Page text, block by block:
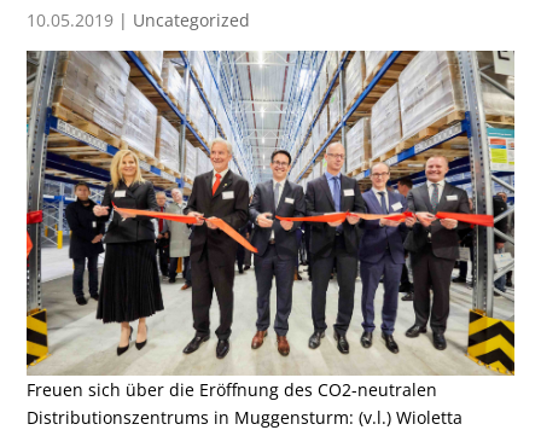
10.05.2019 | Uncategorized
Freuen sich über die Eröffnung des CO2-neutralen
Distributionszentrums in Muggensturm: (v.l.) Wioletta